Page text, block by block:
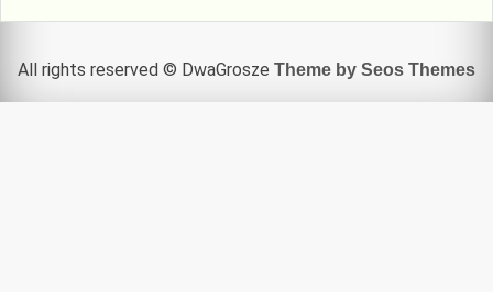
All rights reserved © DwaGrosze Theme by Seos Themes